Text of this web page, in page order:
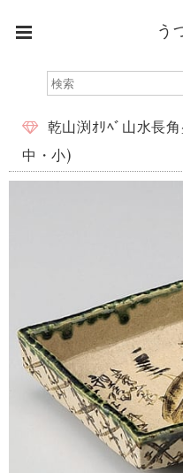
う
乾山渕ｵﾘﾍﾞ山水長
中・小)